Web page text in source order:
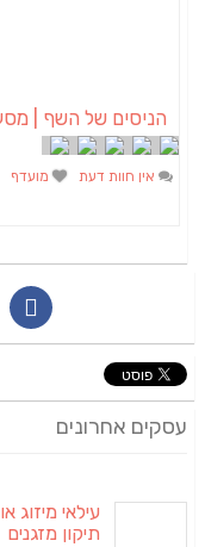
אין חוות דעת מועדף
עסקים אחרונים
עילאי מיזוג
תיקון מזגנים